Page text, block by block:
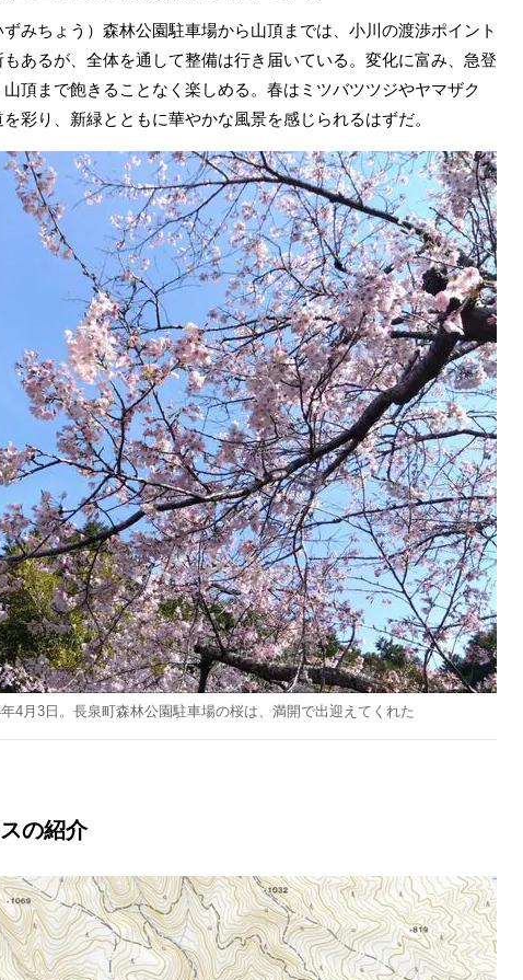
みちょう）森林公園駐車場から山頂までは、小川の渡渉ポイント
あるが、全体を通して整備は行き届いている。変化に富み、急登
頂まで飽きることなく楽しめる。春はミツバツツジやヤマザク
彩り、新緑とともに華やかな風景を感じられるはずだ。
4月3日。長泉町森林公園駐車場の桜は、満開で出迎えてくれた
スの紹介